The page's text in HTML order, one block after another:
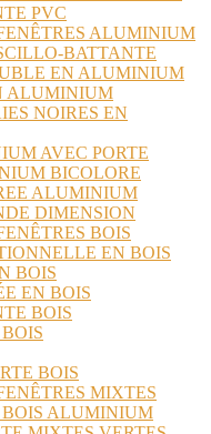
PVC
ALUMINIUM
BATTANTE
EN ALUMINIUM
ALUMINIUM
NOIRES EN
AVEC PORTE
BICOLORE
ALUMINIUM
DIMENSION
BOIS
EN BOIS
BOIS
EN BOIS
BOIS
BOIS
MIXTES
BOIS ALUMINIUM